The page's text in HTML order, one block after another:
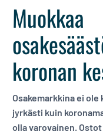
Muokkaa
koronan
Osakemarkkina ei
jyrkästi kuin
olla varovainen.